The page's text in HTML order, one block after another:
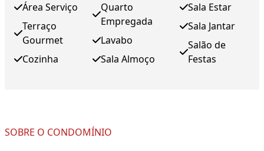
Área Serviço
Terraço
Gourmet
Cozinha
Quarto
Empregada
Lavabo
Sala Almoço
Sala Estar
Sala Jantar
Salão de
Festas
SOBRE O CONDOMÍNIO